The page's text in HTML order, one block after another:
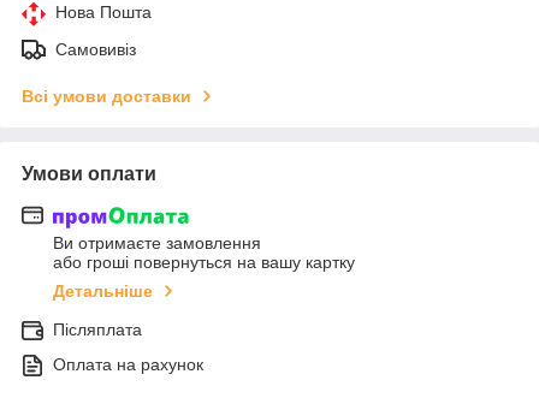
Нова Пошта
Самовивіз
Всі умови доставки
Умови оплати
Ви отримаєте замовлення
або гроші повернуться на вашу картку
Детальніше
Післяплата
Оплата на рахунок